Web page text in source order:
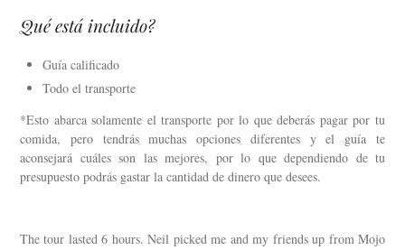
Qué está incluido?
Guía calificado
Todo el transporte
*Esto abarca solamente el transporte por lo que deberás pagar por tu
comida, pero tendrás muchas opciones diferentes y el guía te
aconsejará cuáles son las mejores, por lo que dependiendo de tu
presupuesto podrás gastar la cantidad de dinero que desees.
The tour lasted 6 hours. Neil picked me and my friends up from Mojo